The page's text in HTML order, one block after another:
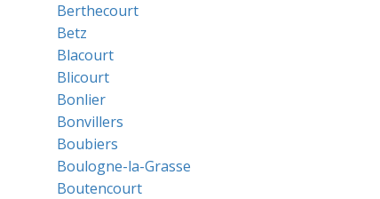
Berthecourt
Betz
Blacourt
Blicourt
Bonlier
Bonvillers
Boubiers
Boulogne-la-Grasse
Boutencourt